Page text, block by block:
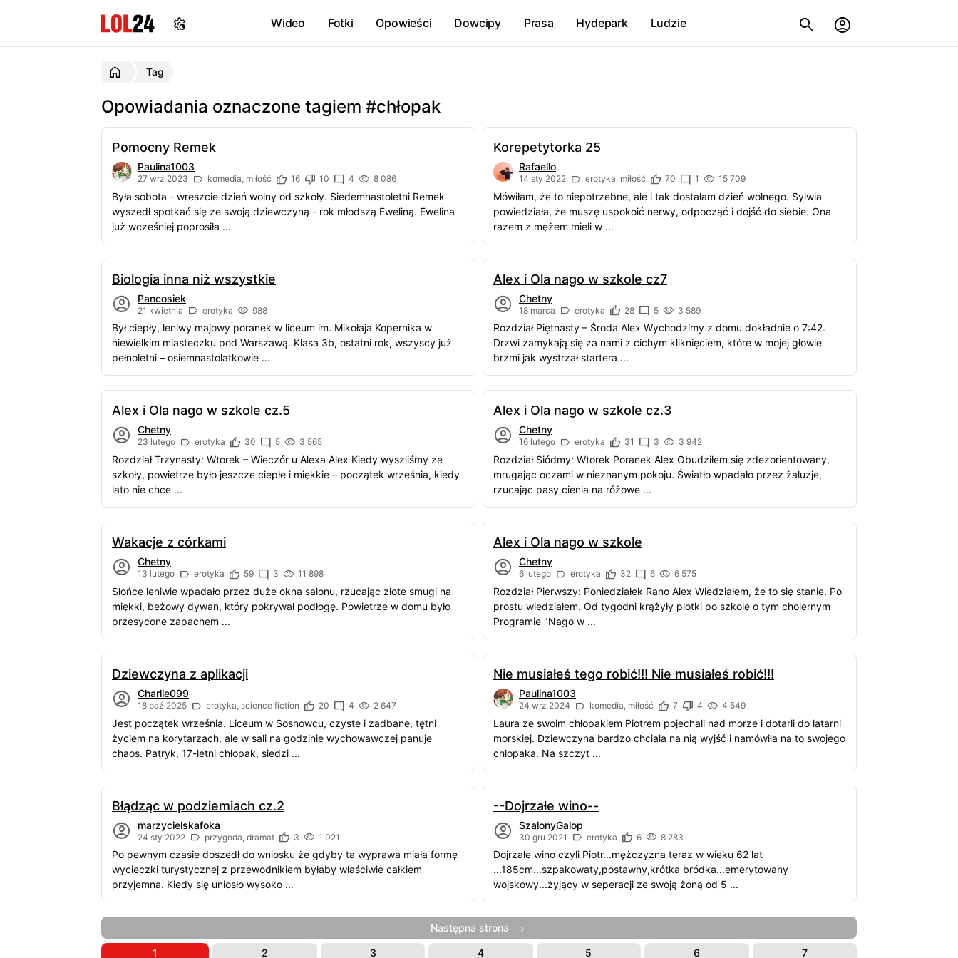
Wideo Fotki Opowieści Dowcipy Prasa Hydepark Ludzie
Tag
Opowiadania oznaczone tagiem #chłopak
Pomocny Remek
Paulina1003
27 wrz 2023 komedia, miłość 16 10 4 8 086
Była sobota - wreszcie dzień wolny od szkoły. Siedemnastoletni Remek
wyszedł spotkać się ze swoją dziewczyną - rok młodszą Eweliną. Ewelina
już wcześniej poprosiła ...
Korepetytorka 25
Rafaello
14 sty 2022 erotyka, miłość 70 1 15 709
Mówiłam, że to niepotrzebne, ale i tak dostałam dzień wolnego. Sylwia
powiedziała, że muszę uspokoić nerwy, odpocząć i dojść do siebie. Ona
razem z mężem mieli w ...
Biologia inna niż wszystkie
Pancosiek
21 kwietnia erotyka 988
Był ciepły, leniwy majowy poranek w liceum im. Mikołaja Kopernika w
niewielkim miasteczku pod Warszawą. Klasa 3b, ostatni rok, wszyscy już
pełnoletni – osiemnastolatkowie ...
Alex i Ola nago w szkole cz7
Chetny
18 marca erotyka 28 5 3 589
Rozdział Piętnasty – Środa Alex Wychodzimy z domu dokładnie o 7:42.
Drzwi zamykają się za nami z cichym kliknięciem, które w mojej głowie
brzmi jak wystrzał startera ...
Alex i Ola nago w szkole cz.5
Chetny
23 lutego erotyka 30 5 3 565
Rozdział Trzynasty: Wtorek – Wieczór u Alexa Alex Kiedy wyszliśmy ze
szkoły, powietrze było jeszcze ciepłe i miękkie – początek września, kiedy
lato nie chce ...
Alex i Ola nago w szkole cz.3
Chetny
16 lutego erotyka 31 3 3 942
Rozdział Siódmy: Wtorek Poranek Alex Obudziłem się zdezorientowany,
mrugając oczami w nieznanym pokoju. Światło wpadało przez żaluzje,
rzucając pasy cienia na różowe ...
Wakacje z córkami
Chetny
13 lutego erotyka 59 3 11 898
Słońce leniwie wpadało przez duże okna salonu, rzucając złote smugi na
miękki, beżowy dywan, który pokrywał podłogę. Powietrze w domu było
przesycone zapachem ...
Alex i Ola nago w szkole
Chetny
6 lutego erotyka 32 6 6 575
Rozdział Pierwszy: Poniedziałek Rano Alex Wiedziałem, że to się stanie. Po
prostu wiedziałem. Od tygodni krążyły plotki po szkole o tym cholernym
Programie "Nago w ...
Dziewczyna z aplikacji
Charlie099
18 paź 2025 erotyka, science fiction 20 4 2 647
Jest początek września. Liceum w Sosnowcu, czyste i zadbane, tętni
życiem na korytarzach, ale w sali na godzinie wychowawczej panuje
chaos. Patryk, 17-letni chłopak, siedzi ...
Nie musiałeś tego robić!!! Nie musiałeś robić!!!
Paulina1003
24 wrz 2024 komedia, miłość 7 4 4 549
Laura ze swoim chłopakiem Piotrem pojechali nad morze i dotarli do latarni
morskiej. Dziewczyna bardzo chciała na nią wyjść i namówiła na to swojego
chłopaka. Na szczyt ...
Błądząc w podziemiach cz.2
marzycielskafoka
24 sty 2022 przygoda, dramat 3 1 021
Po pewnym czasie doszedł do wniosku że gdyby ta wyprawa miała formę
wycieczki turystycznej z przewodnikiem byłaby właściwie całkiem
przyjemna. Kiedy się uniosło wysoko ...
--Dojrzałe wino--
SzalonyGalop
30 gru 2021 erotyka 6 8 283
Dojrzałe wino czyli Piotr...mężczyzna teraz w wieku 62 lat
...185cm...szpakowaty,postawny,krótka bródka...emerytowany
wojskowy...żyjący w seperacji ze swoją żoną od 5 ...
Następna strona
1 2 3 4 5 6 7